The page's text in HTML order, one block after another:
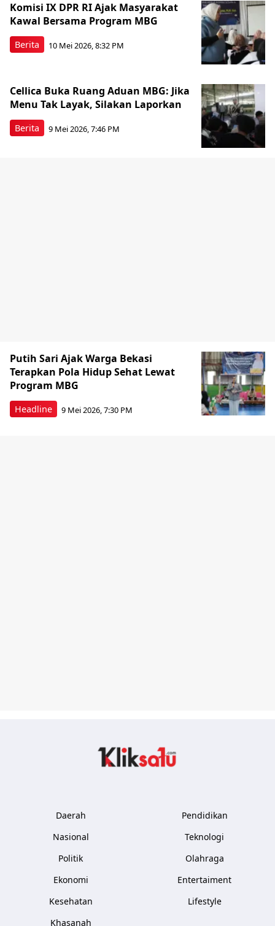
Berita
Komisi IX DPR RI Ajak Masyarakat
Kawal Bersama Program MBG
10 Mei 2026, 8:32 PM
Berita
Cellica Buka Ruang Aduan MBG: Jika
Menu Tak Layak, Silakan Laporkan
9 Mei 2026, 7:46 PM
Headline
Putih Sari Ajak Warga Bekasi
Terapkan Pola Hidup Sehat Lewat
Program MBG
9 Mei 2026, 7:30 PM
Daerah
Nasional
Politik
Ekonomi
Kesehatan
Khasanah
Pendidikan
Teknologi
Olahraga
Entertaiment
Lifestyle